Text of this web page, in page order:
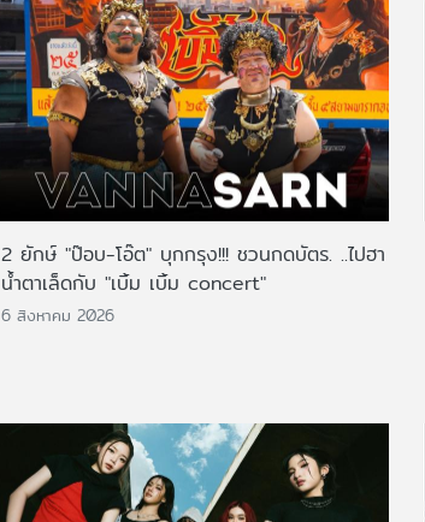
2 ยักษ์ "ป๊อบ-โอ๊ต" บุกกรุง!!! ชวนกดบัตร. ..ไปฮา
น้ำตาเล็ดกับ "เบิ้ม เบิ้ม concert"
6 สิงหาคม 2026